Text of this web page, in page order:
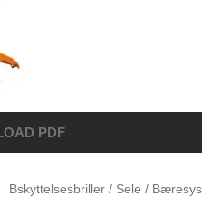
Bskyttelsesbriller / Sele / Bæresys